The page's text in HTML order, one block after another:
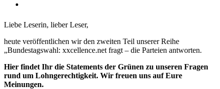
Liebe Leserin, lieber Leser,
heute veröffentlichen wir den zweiten Teil unserer Reihe
„Bundestagswahl: xxcellence.net fragt – die Parteien antworten.
Hier findet Ihr die Statements der Grünen zu unseren Fragen
rund um Lohngerechtigkeit. Wir freuen uns auf Eure
Meinungen.